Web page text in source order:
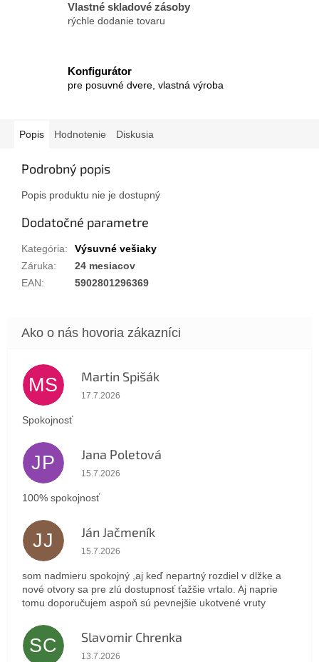
Vlastné skladové zásoby
rýchle dodanie tovaru
Konfigurátor
pre posuvné dvere, vlastná výroba
Popis Hodnotenie Diskusia
Podrobný popis
Popis produktu nie je dostupný
Dodatočné parametre
Kategória:
Výsuvné vešiaky
Záruka:
24 mesiacov
EAN: 5902801296369
MS Martin Spišák
Hodnotenie obchodu je 5 z 5 hviezdičiek.
17.7.2026
Spokojnosť
JP Jana Poletová
Hodnotenie obchodu je 5 z 5 hviezdičiek.
15.7.2026
100% spokojnosť
JJ Ján Jačmeník
Hodnotenie obchodu je 5 z 5 hviezdičiek.
15.7.2026
som nadmieru spokojný ,aj keď nepartný rozdiel v dlžke a
nové otvory sa pre zlú dostupnosť ťažšie vrtalo. Aj naprie
tomu doporučujem aspoň sú pevnejšie ukotvené vruty
SC Slavomir Chrenka
Hodnotenie obchodu je 5 z 5 hviezdičiek.
13.7.2026